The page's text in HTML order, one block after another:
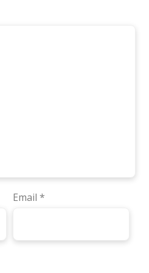
Email *